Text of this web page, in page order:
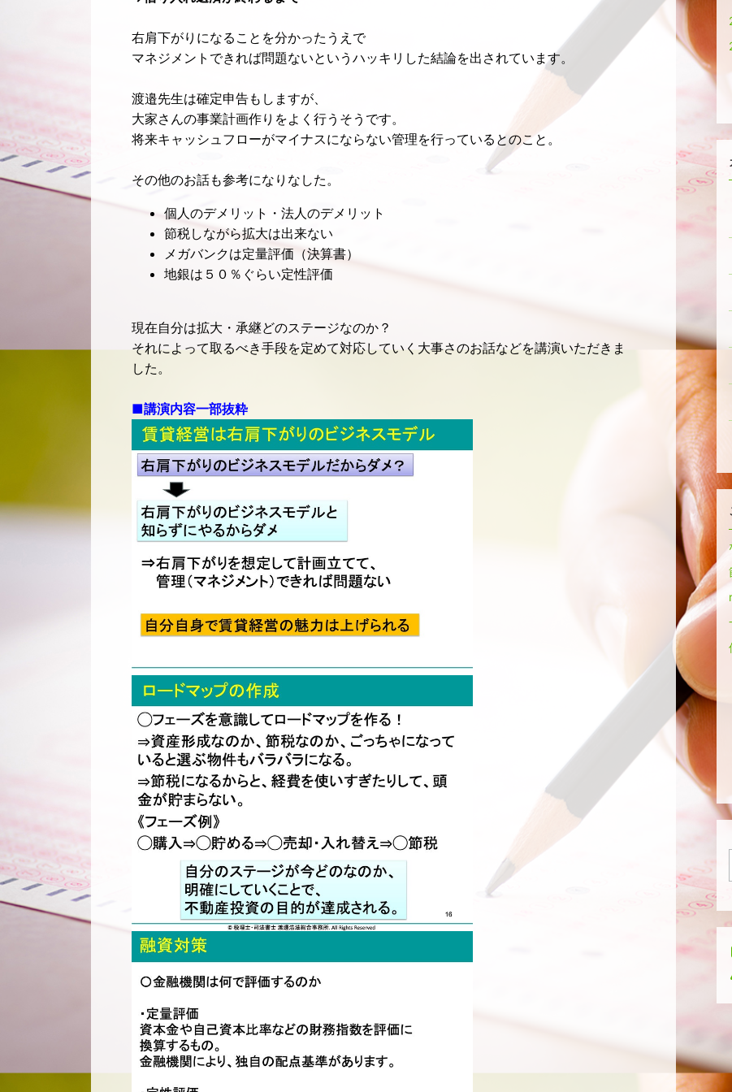
右肩下がりになることを分かったうえで
マネジメントできれば問題ないというハッキリした結論を出されています。
渡邉先生は確定申告もしますが、
大家さんの事業計画作りをよく行うそうです。
将来キャッシュフローがマイナスにならない管理を行っているとのこと。
その他のお話も参考になりなした。
個人のデメリット・法人のデメリット
節税しながら拡大は出来ない
メガバンクは定量評価（決算書）
地銀は５０％ぐらい定性評価
現在自分は拡大・承継どのステージなのか？
それによって取るべき手段を定めて対応していく大事さのお話などを講演いただきま
した。
■講演内容一部抜粋